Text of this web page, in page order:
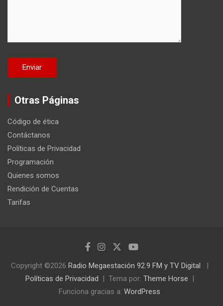
Otras Páginas
Código de ética
Contáctanos
Políticas de Privacidad
Programación
Quienes somos
Rendición de Cuentas
Tarifas
Copyright ©2026 Radio Megaestación 92.9 FM y TV Digital
Políticas de Privacidad
Tema por: Theme Horse
Funciona gracias a: WordPress